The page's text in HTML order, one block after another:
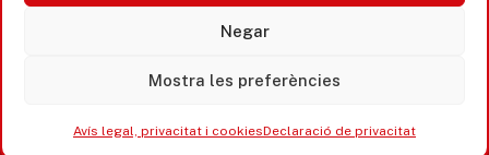
Negar
Mostra les preferències
Avís legal, privacitat i cookiesDeclaració de privacitat
365 www.platjadaro